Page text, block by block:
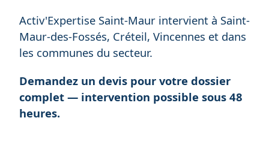
Activ'Expertise Saint-Maur intervient à Saint-
Maur-des-Fossés, Créteil, Vincennes et dans
les communes du secteur.
Demandez un devis pour votre dossier
complet — intervention possible sous 48
heures.